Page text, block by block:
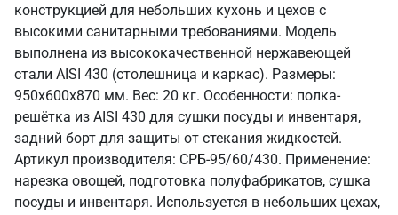
конструкцией для небольших кухонь и цехов с
высокими санитарными требованиями. Модель
выполнена из высококачественной нержавеющей
стали AISI 430 (столешница и каркас). Размеры:
950x600x870 мм. Вес: 20 кг. Особенности: полка-
решётка из AISI 430 для сушки посуды и инвентаря,
задний борт для защиты от стекания жидкостей.
Артикул производителя: СРБ-95/60/430. Применение:
нарезка овощей, подготовка полуфабрикатов, сушка
посуды и инвентаря. Используется в небольших цехах,